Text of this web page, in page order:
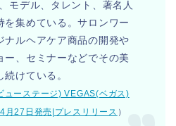
モデル、タレント、著名人
を集めている。サロンワー
ナルヘアケア商品の開発や
ー、セミナーなどでその美
けている。
ューステージ) VEGAS(ベガス)
月27日発売|プレスリリース ）